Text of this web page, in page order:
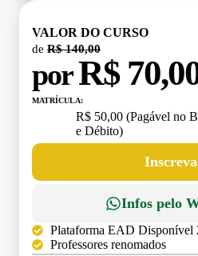
VALOR DO CURSO
de R$ 140,00
porR$
MATRÍCULA:
R$ 50,00 (Pagável no
e Débito)
Infos pelo
Plataforma EAD Disponível
Professores renomados